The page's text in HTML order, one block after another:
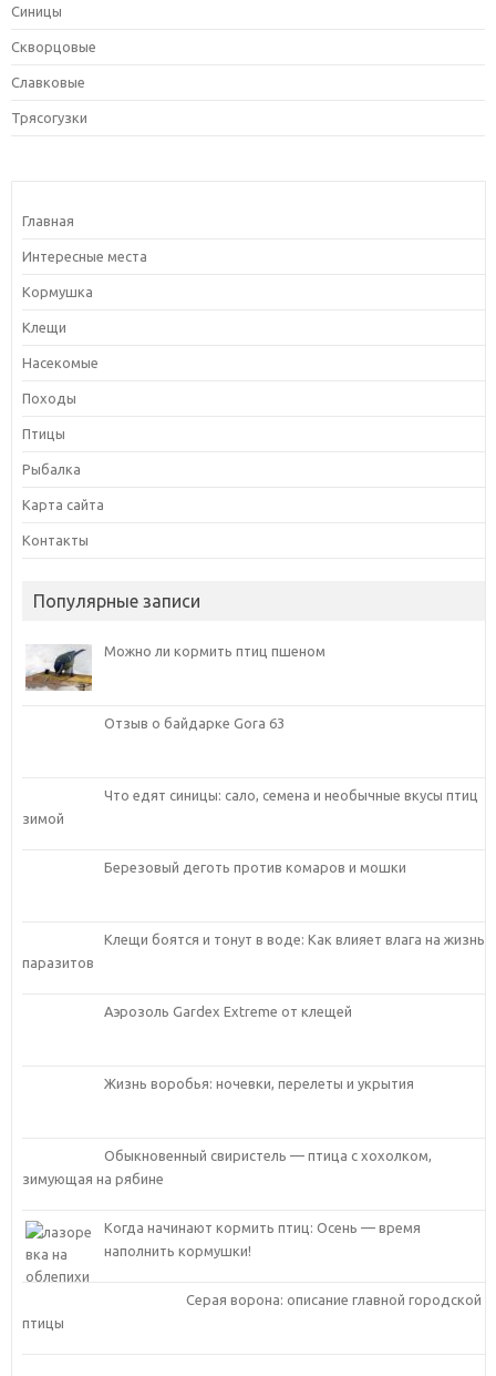
Синицы
Скворцовые
Славковые
Трясогузки
Главная
Интересные места
Кормушка
Клещи
Насекомые
Походы
Птицы
Рыбалка
Карта сайта
Контакты
Популярные записи
Можно ли кормить птиц пшеном
Отзыв о байдарке Gora 63
Что едят синицы: сало, семена и необычные вкусы птиц
зимой
Березовый деготь против комаров и мошки
Клещи боятся и тонут в воде: Как влияет влага на жизнь
паразитов
Аэрозоль Gardex Extreme от клещей
Жизнь воробья: ночевки, перелеты и укрытия
Обыкновенный свиристель — птица с хохолком,
зимующая на рябине
Когда начинают кормить птиц: Осень — время
наполнить кормушки!
Серая ворона: описание главной городской
птицы